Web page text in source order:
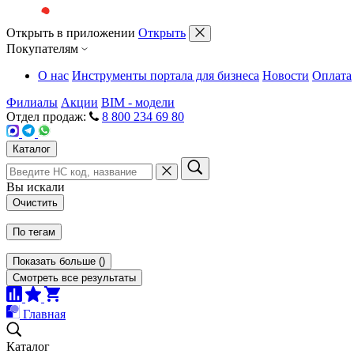
Открыть в приложении Открыть
Покупателям
О нас Инструменты портала для бизнеса Новости Оплата
Филиалы Акции BIM - модели
Отдел продаж:
8 800 234 69 80
Каталог
Вы искали
Очистить
По тегам
Показать больше ()
Смотреть все результаты
Главная
Каталог